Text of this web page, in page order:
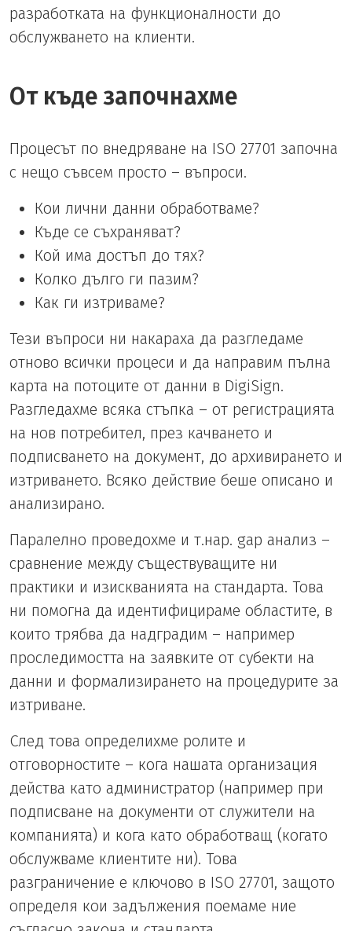
разработката на функционалности до
обслужването на клиенти.
От къде започнахме
Процесът по внедряване на ISO 27701 започна
с нещо съвсем просто – въпроси.
Кои лични данни обработваме?
Къде се съхраняват?
Кой има достъп до тях?
Колко дълго ги пазим?
Как ги изтриваме?
Тези въпроси ни накараха да разгледаме
отново всички процеси и да направим пълна
карта на потоците от данни в DigiSign.
Разгледахме всяка стъпка – от регистрацията
на нов потребител, през качването и
подписването на документ, до архивирането и
изтриването. Всяко действие беше описано и
анализирано.
Паралелно проведохме и т.нар. gap анализ –
сравнение между съществуващите ни
практики и изискванията на стандарта. Това
ни помогна да идентифицираме областите, в
които трябва да надградим – например
проследимостта на заявките от субекти на
данни и формализирането на процедурите за
изтриване.
След това определихме ролите и
отговорностите – кога нашата организация
действа като администратор (например при
подписване на документи от служители на
компанията) и кога като обработващ (когато
обслужваме клиентите ни). Това
разграничение е ключово в ISO 27701, защото
определя кои задължения поемаме ние